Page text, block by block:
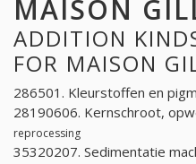
MAISON
ADDITION
FOR MAISON
286501. Kleurstoffen en
28190606. Kernschroot,
reprocessing
35320207. Sedimentatie